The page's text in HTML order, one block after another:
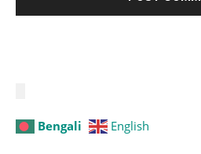
Bengali English